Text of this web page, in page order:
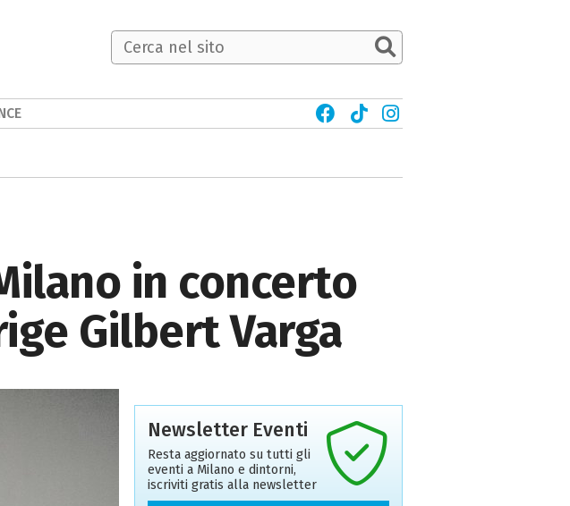
in concerto
Gilbert Varga
Newsletter Eventi
Resta aggiornato su tutti gli
eventi a Milano e dintorni,
iscriviti gratis alla newsletter